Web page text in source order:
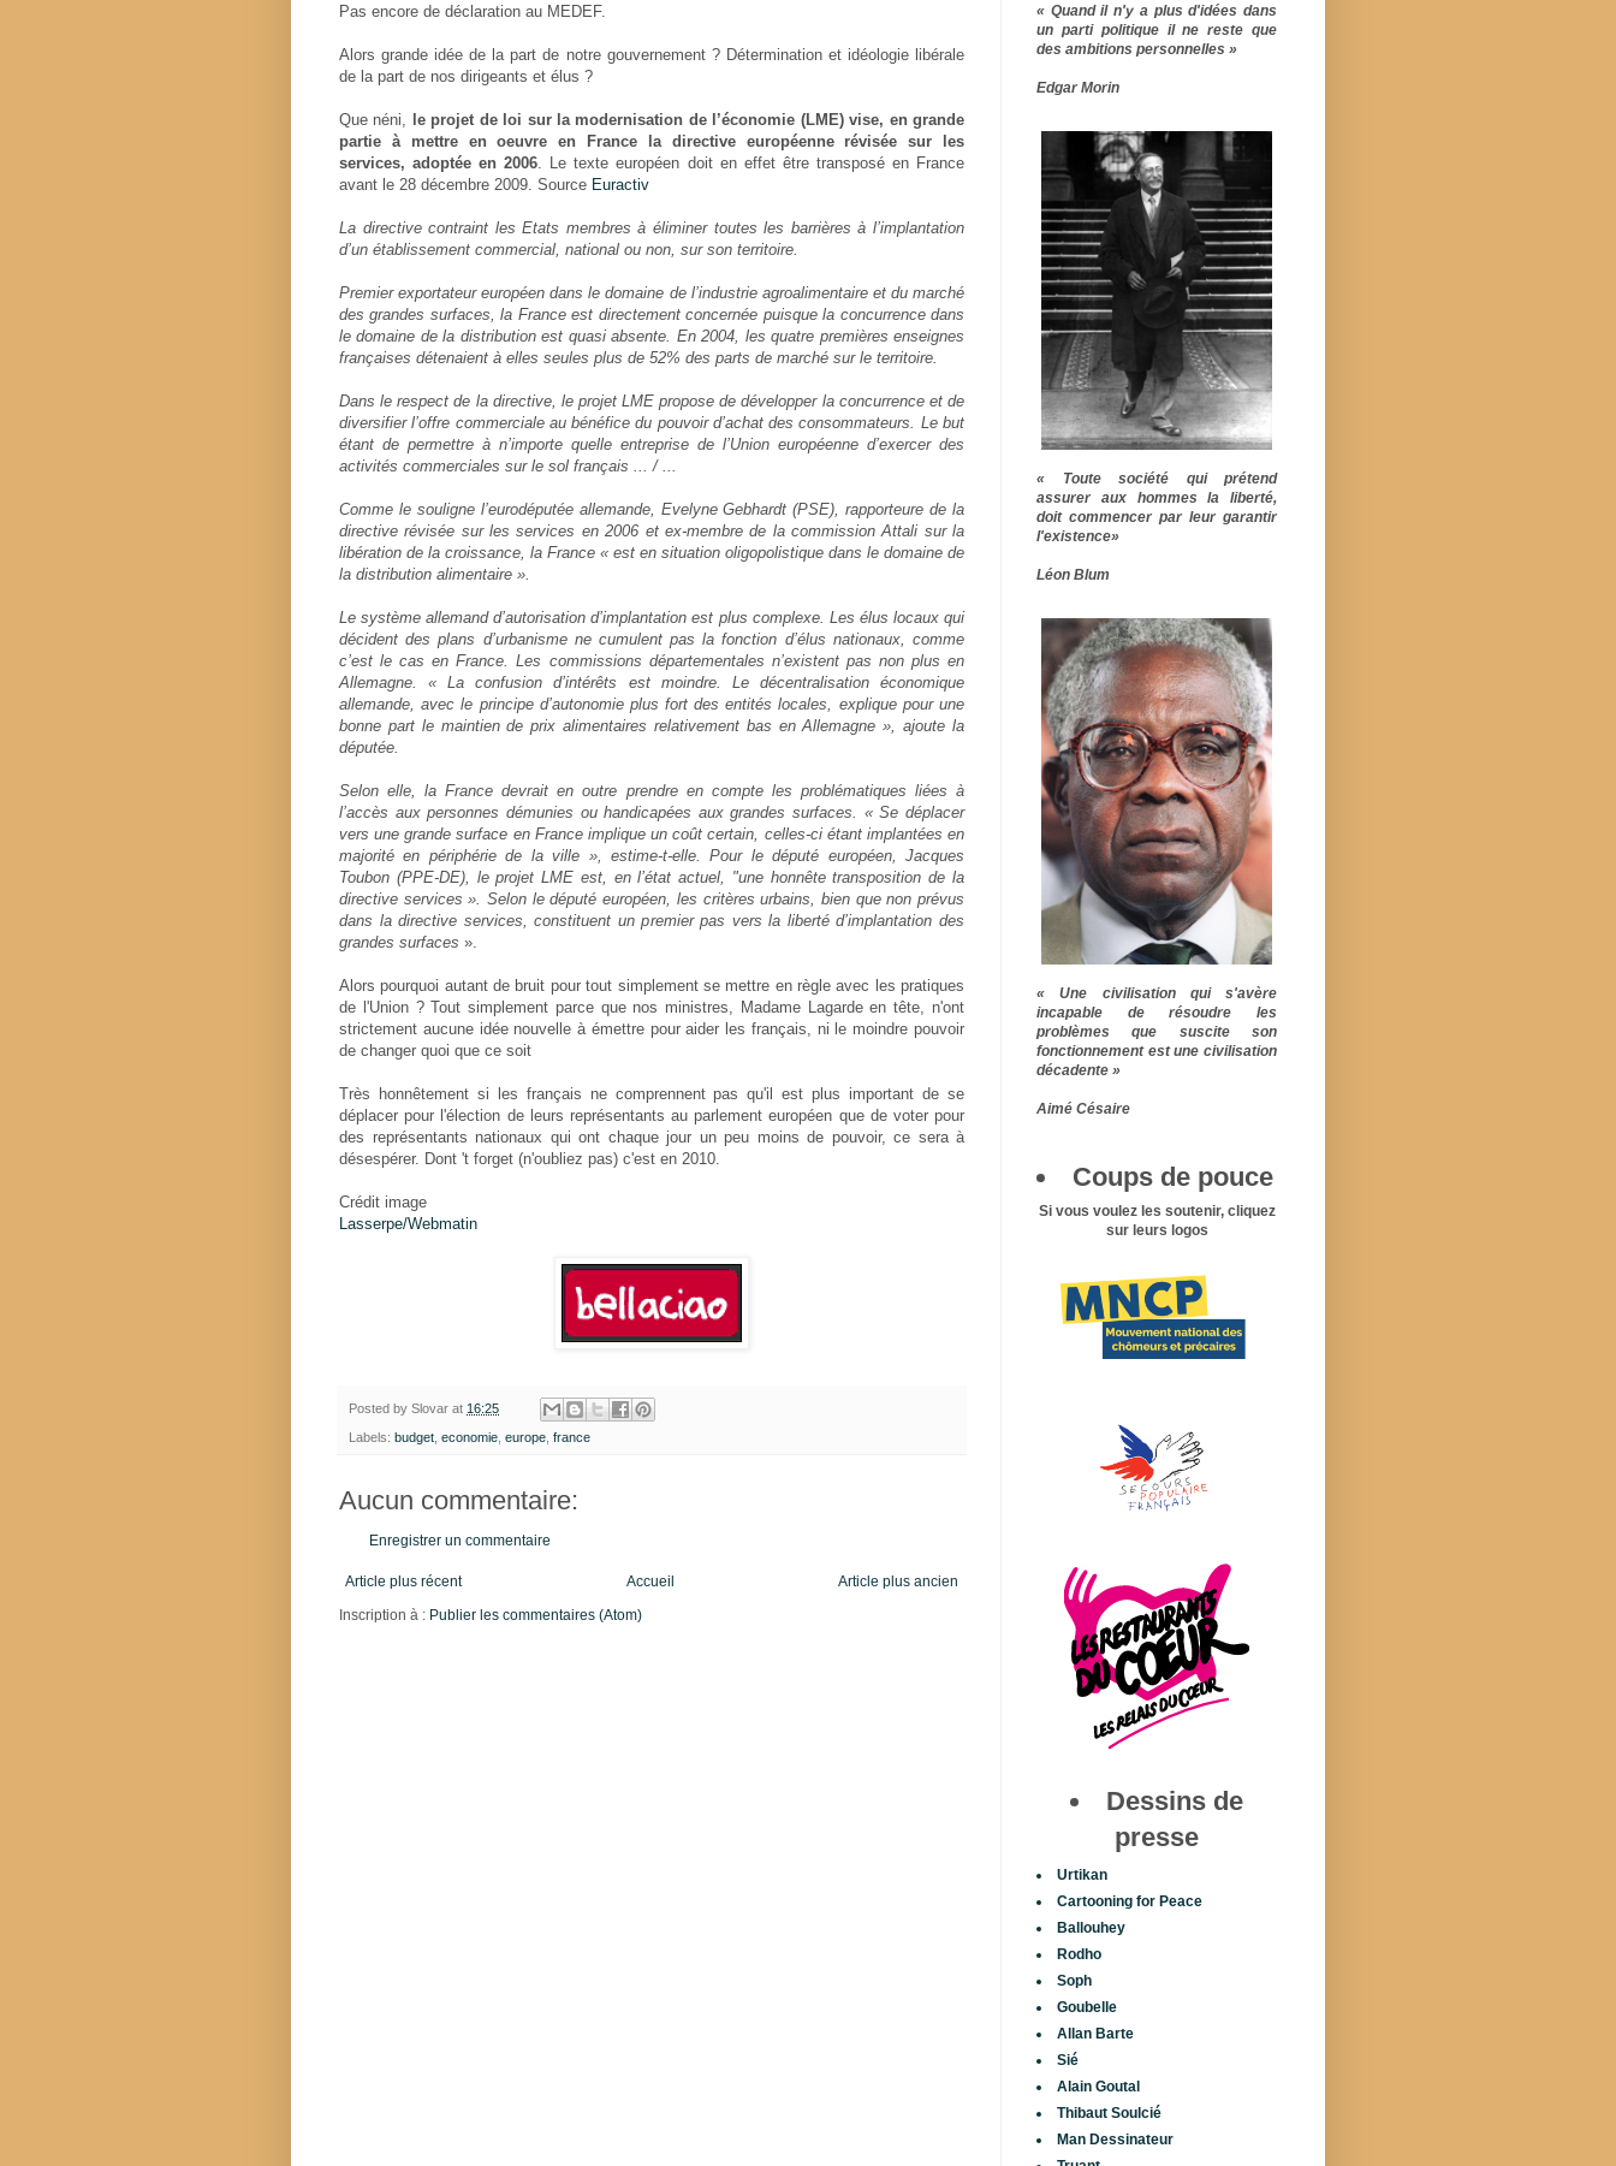
Pas encore de déclaration au MEDEF.
Alors grande idée de la part de notre gouvernement ? Détermination et idéologie libérale
de la part de nos dirigeants et élus ?
Que néni,
le projet de loi sur la modernisation de l’économie (LME) vise, en grande
partie à mettre en oeuvre en France la directive européenne révisée sur les
services, adoptée en 2006. Le texte européen doit en effet être transposé en France
avant le 28 décembre 2009. Source Euractiv
La directive contraint les Etats membres à éliminer toutes les barrières à l’implantation
d’un établissement commercial, national ou non, sur son territoire.
Premier exportateur européen dans le domaine de l’industrie agroalimentaire et du marché
des grandes surfaces, la France est directement concernée puisque la concurrence dans
le domaine de la distribution est quasi absente. En 2004, les quatre premières enseignes
françaises détenaient à elles seules plus de 52% des parts de marché sur le territoire.
Dans le respect de la directive, le projet LME propose de développer la concurrence et de
diversifier l’offre commerciale au bénéfice du pouvoir d’achat des consommateurs. Le but
étant de permettre à n’importe quelle entreprise de l’Union européenne d’exercer des
activités commerciales sur le sol français ... / ...
Comme le souligne l’eurodéputée allemande, Evelyne Gebhardt (PSE), rapporteure de la
directive révisée sur les services en 2006 et ex-membre de la commission Attali sur la
libération de la croissance, la France « est en situation oligopolistique dans le domaine de
la distribution alimentaire ».
Le système allemand d’autorisation d’implantation est plus complexe. Les élus locaux qui
décident des plans d’urbanisme ne cumulent pas la fonction d’élus nationaux, comme
c’est le cas en France. Les commissions départementales n’existent pas non plus en
Allemagne. « La confusion d’intérêts est moindre. Le décentralisation économique
allemande, avec le principe d’autonomie plus fort des entités locales, explique pour une
bonne part le maintien de prix alimentaires relativement bas en Allemagne », ajoute la
députée.
Selon elle, la France devrait en outre prendre en compte les problématiques liées à
l’accès aux personnes démunies ou handicapées aux grandes surfaces. « Se déplacer
vers une grande surface en France implique un coût certain, celles-ci étant implantées en
majorité en périphérie de la ville », estime-t-elle. Pour le député européen, Jacques
Toubon (PPE-DE), le projet LME est, en l’état actuel, "une honnête transposition de la
directive services ». Selon le député européen, les critères urbains, bien que non prévus
dans la directive services, constituent un premier pas vers la liberté d’implantation des
grandes surfaces ».
Alors pourquoi autant de bruit pour tout simplement se mettre en règle avec les pratiques
de l'Union ? Tout simplement parce que nos ministres, Madame Lagarde en tête, n'ont
strictement aucune idée nouvelle à émettre pour aider les français, ni le moindre pouvoir
de changer quoi que ce soit
Très honnêtement si les français ne comprennent pas qu'il est plus important de se
déplacer pour l'élection de leurs représentants au parlement européen que de voter pour
des représentants nationaux qui ont chaque jour un peu moins de pouvoir, ce sera à
désespérer. Dont 't forget (n'oubliez pas) c'est en 2010.
Crédit image
Lasserpe/Webmatin
Posted by Slovar at 16:25
Labels: budget, economie, europe, france
Aucun commentaire:
Enregistrer un commentaire
Article plus récent Article plus ancien
Accueil
Inscription à : Publier les commentaires (Atom)
« Quand il n'y a plus d'idées dans
un parti politique il ne reste que
des ambitions personnelles »
Edgar Morin
« Toute société qui prétend
assurer aux hommes la liberté,
doit commencer par leur garantir
l'existence»
Léon Blum
« Une civilisation qui s'avère
incapable de résoudre les
problèmes que suscite son
fonctionnement est une civilisation
décadente »
Aimé Césaire
Coups de pouce
Si vous voulez les soutenir, cliquez
sur leurs logos
Dessins de
presse
Urtikan
Cartooning for Peace
Ballouhey
Rodho
Soph
Goubelle
Allan Barte
Sié
Alain Goutal
Thibaut Soulcié
Man Dessinateur